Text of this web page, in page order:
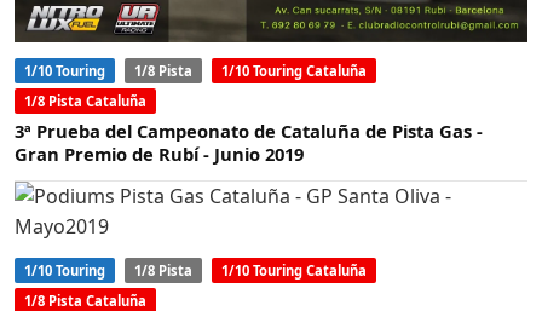
1/10 Touring 1/8 Pista
1/10 Touring Cataluña
1/8 Pista Cataluña
3ª Prueba del Campeonato de Cataluña de Pista Gas -
Gran Premio de Rubí - Junio 2019
1/10 Touring 1/8 Pista
1/10 Touring Cataluña
1/8 Pista Cataluña